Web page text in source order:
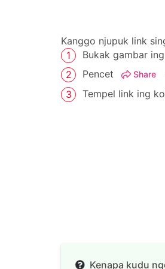
Kanggo njupuk link
Bukak gambar
Pencet
Share
Tempel link ing
Kenapa kudu